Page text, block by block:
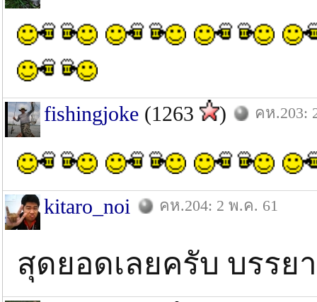
fishingjoke (1263 ) คห.203:
kitaro_noi คห.204: 2 พ.ค. 61
สุดยอดเลยครับ บรร